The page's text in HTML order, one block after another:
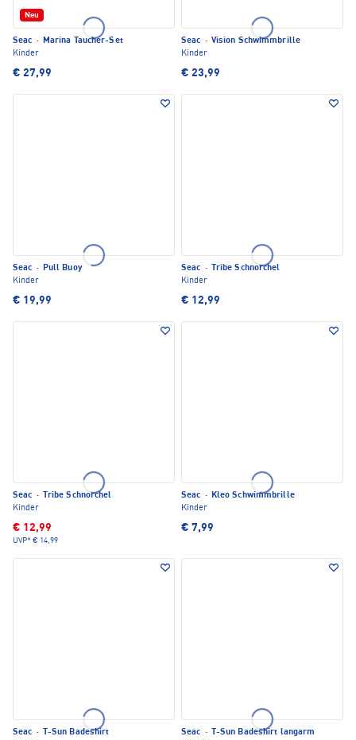
Neu
Seac · Marina Taucher-Set
Kinder
€ 27,99
Seac · Vision Schwimmbrille
Kinder
€ 23,99
Seac · Pull Buoy
Kinder
€ 19,99
Seac ·
Tribe Schnorchel
Kinder
€ 12,99
Seac ·
Tribe Schnorchel
Kinder
€ 12,99
UVP* € 14,99
Seac · Kleo Schwimmbrille
Kinder
€ 7,99
Seac ·
T-Sun Badeshirt
Seac ·
T-Sun Badeshirt langarm